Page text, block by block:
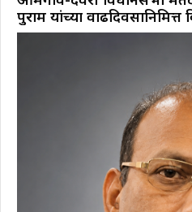
पुराम यांच्या वाढदिवसानिमित्त